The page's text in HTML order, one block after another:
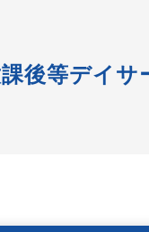
後等デイサ